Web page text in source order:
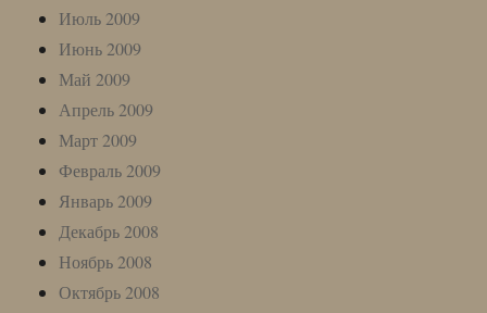
Июль 2009
Июнь 2009
Май 2009
Апрель 2009
Март 2009
Февраль 2009
Январь 2009
Декабрь 2008
Ноябрь 2008
Октябрь 2008